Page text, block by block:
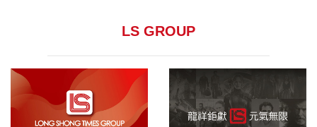
LS GROUP
龍祥集團 院線發行